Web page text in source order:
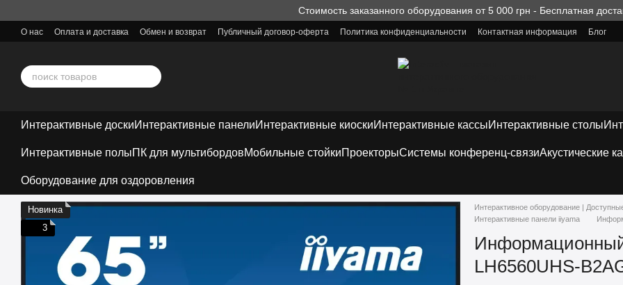
Стоимость заказанного оборудования от 5 000 грн - Бесплатная
О нас Оплата и доставка Обмен и возврат Публичный договор-оферта Политика конфиденциальности Контактная информация Блог
Интерактивные доскиИнтерактивные панелиИнтерактивные киоскиИнтерактивные кассыИнтерактивные столы
Интерактивные полыПК для мультибордовМобильные стойкиПроекторыСистемы конференц-связиАкустические
Оборудование для оздоровления
Новинка
3
Интерактивное оборудование |
Интерактивные панели iiyama
LH6560UHS-